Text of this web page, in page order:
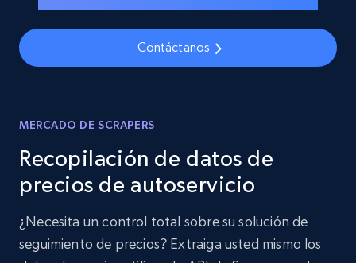
Contáctanos
MERCADO DE SCRAPERS
Recopilación de datos de
precios de autoservicio
¿Necesita un control total sobre su solución de
seguimiento de precios? Extraiga usted mismo los